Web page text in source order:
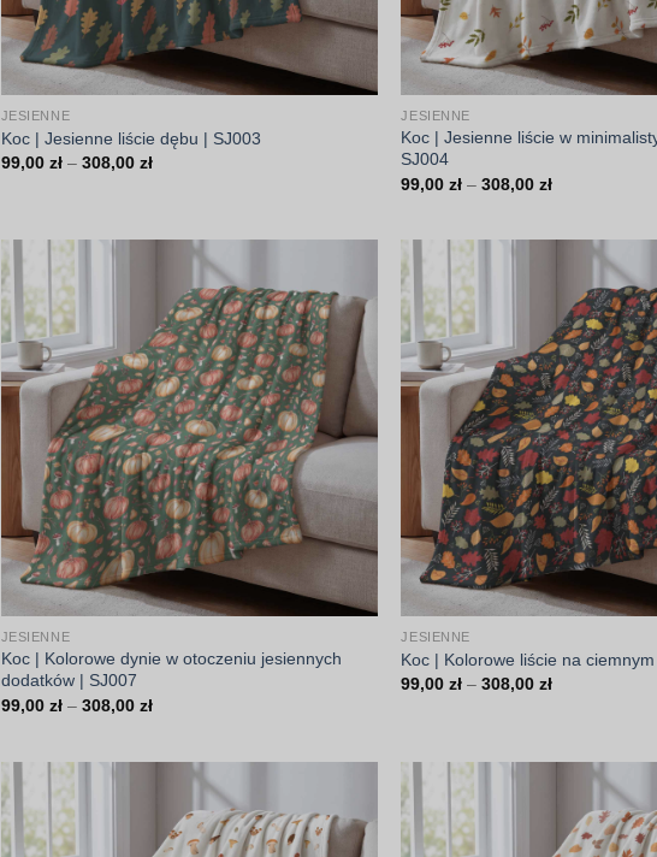
JESIENNE
Koc | Jesienne liście dębu | SJ003
99,00 zł – 308,00 złZakres
308,00 zł
JESIENNE
Koc | Jesienne liście w
SJ004
99,00zł – 308,00złZakres
308,00 zł
JESIENNE
Koc | Kolorowe dynie w otoczeniu jesiennych
dodatków | SJ007
99,00 zł – 308,00 złZakres
308,00 zł
JESIENNE
Koc | Kolorowe liście na
99,00zł – 308,00złZakres
308,00 zł